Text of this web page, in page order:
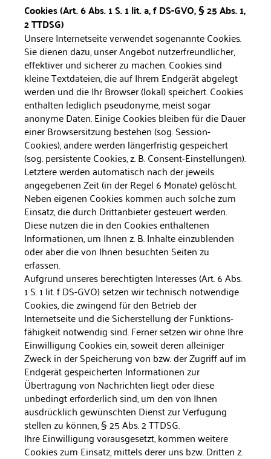
Cookies (Art. 6 Abs. 1 S. 1 lit. a, f DS-GVO, § 25 Abs. 1,
2 TTDSG)
Unsere Internetseite verwendet sogenannte Cookies.
Sie dienen dazu, un­ser Angebot nutzerfreundlicher,
effektiver und sicherer zu machen. Cookies sind
kleine Textdateien, die auf Ihrem Endgerät abgelegt
werden und die Ihr Browser (lokal) speichert. Cookies
enthalten le­diglich pseudonyme, meist sogar
anonyme Daten. Einige Cookies bleiben für die Dauer
einer Browsersitzung bestehen (sog. Session-
Cookies), andere werden längerfristig gespeichert
(sog. persistente Cookies, z. B. Consent-Einstellungen).
Letztere werden automatisch nach der jeweils
angegebenen Zeit (in der Regel 6 Monate) ge­löscht.
Neben eigenen Cookies kommen auch solche zum
Einsatz, die durch Drittanbieter gesteuert werden.
Diese nutzen die in den Cookies enthaltenen
Informationen, um Ihnen z. B. Inhalte einzu­blenden
oder aber die von Ihnen besuchten Seiten zu
erfassen.
Aufgrund unseres berechtigten Interesses (Art. 6 Abs.
1 S. 1 lit. f DS-GVO) setzen wir technisch notwendige
Cookies, die zwingend für den Betrieb der
Internetseite und die Sicherstellung der Funktions­
fähigkeit notwendig sind. Ferner setzen wir ohne Ihre
Einwilligung Cookies ein, soweit deren alleiniger
Zweck in der Speicherung von bzw. der Zugriff auf im
Endgerät gespeicherten Informationen zur
Übertragung von Nachrichten liegt oder diese
unbedingt erforder­lich sind, um den von Ihnen
ausdrücklich gewünschten Dienst zur Verfügung
stellen zu können, § 25 Abs. 2 TTDSG.
Ihre Einwilligung vorausgesetzt, kommen weitere
Cookies zum Ein­satz, mittels derer uns bzw. Dritten z.